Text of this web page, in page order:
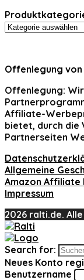
Offenlegung
Offenlegung:
Affiliate-
bietet, durch die
Partnerseiten
Allgemeine
Amazon Affiliate
Impressum
2026 ralti.de.
Search for:
Neues Konto
Benutzername